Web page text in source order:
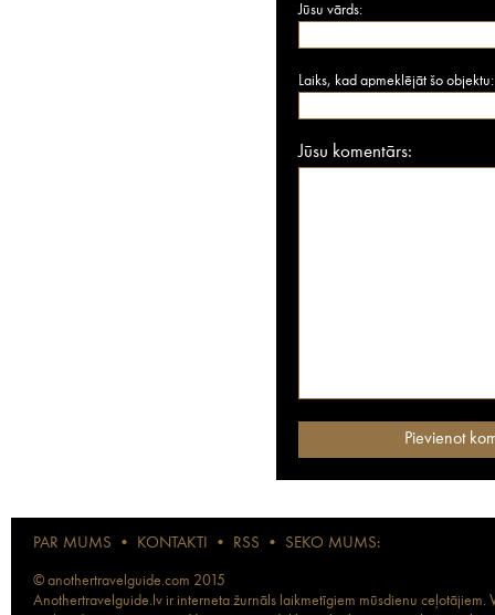
Jūsu vārds:
Laiks, kad apmeklējāt šo objektu:
Jūsu komentārs:
PAR MUMS • KONTAKTI • RSS • SEKO MUMS:
© anothertravelguide.com 2015
Anothertravelguide.lv ir interneta žurnāls laikmetīgiem mūsdienu